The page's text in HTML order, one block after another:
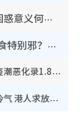
香港山边铁闸边门大开？内地客困惑意义何在！网友神回复：这种叫法理性防御
鬼门开2026｜农历七月撞正日全食特别邪？专家警告切忌做一事！揭4大禁忌+2招保平安
夺命寄生虫｜食生菜狂泻首现死者！疫潮恶化录1.8万宗病例 揭洗菜3大谬误
内地客夸港人不识老！揭港铁保鲜级冷气 港人求放过：别投诉